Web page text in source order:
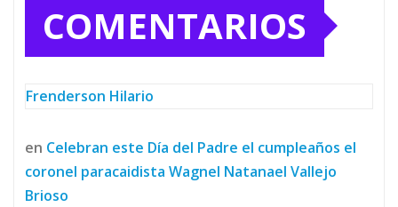
COMENTARIOS
Frenderson Hilario
en Celebran este Día del Padre el cumpleaños el
coronel paracaidista Wagnel Natanael Vallejo
Brioso